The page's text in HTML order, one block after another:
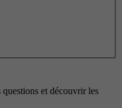
et découvrir les